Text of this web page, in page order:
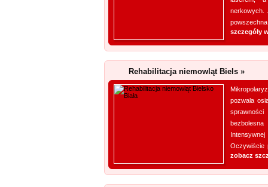
nerkowych.
szczegóły
Rehabilitacja niemowląt Biels »
pozwala
Oczywiście
zobacz